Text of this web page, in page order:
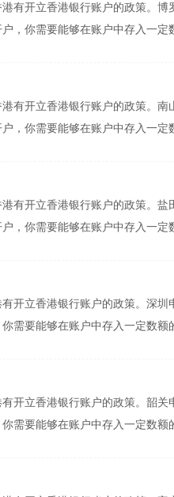
有开立香港银行账户的政策。博
，你需要能够在账户中存入一定
有开立香港银行账户的政策。南
，你需要能够在账户中存入一定
有开立香港银行账户的政策。盐
，你需要能够在账户中存入一定
开立香港银行账户的政策。深圳
需要能够在账户中存入一定数额
开立香港银行账户的政策。韶关
需要能够在账户中存入一定数额